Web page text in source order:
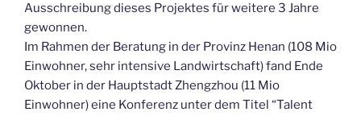
Ausschreibung dieses Projektes für weitere 3 Jahre
gewonnen.
Im Rahmen der Beratung in der Provinz Henan (108 Mio
Einwohner, sehr intensive Landwirtschaft) fand Ende
Oktober in der Hauptstadt Zhengzhou (11 Mio
Einwohner) eine Konferenz unter dem Titel “Talent